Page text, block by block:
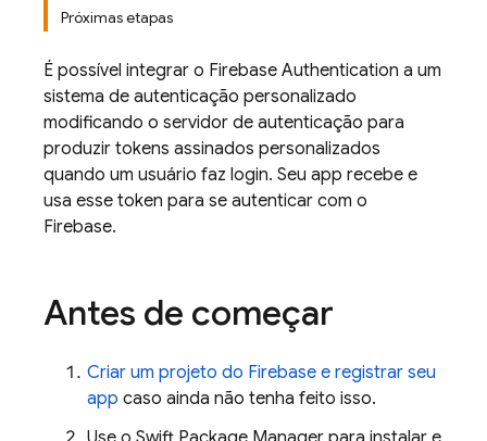
Próximas etapas
É possível integrar o Firebase Authentication a um
sistema de autenticação personalizado
modificando o servidor de autenticação para
produzir tokens assinados personalizados
quando um usuário faz login. Seu app recebe e
usa esse token para se autenticar com o
Firebase.
Antes de começar
Criar um projeto do Firebase e registrar seu
app caso ainda não tenha feito isso.